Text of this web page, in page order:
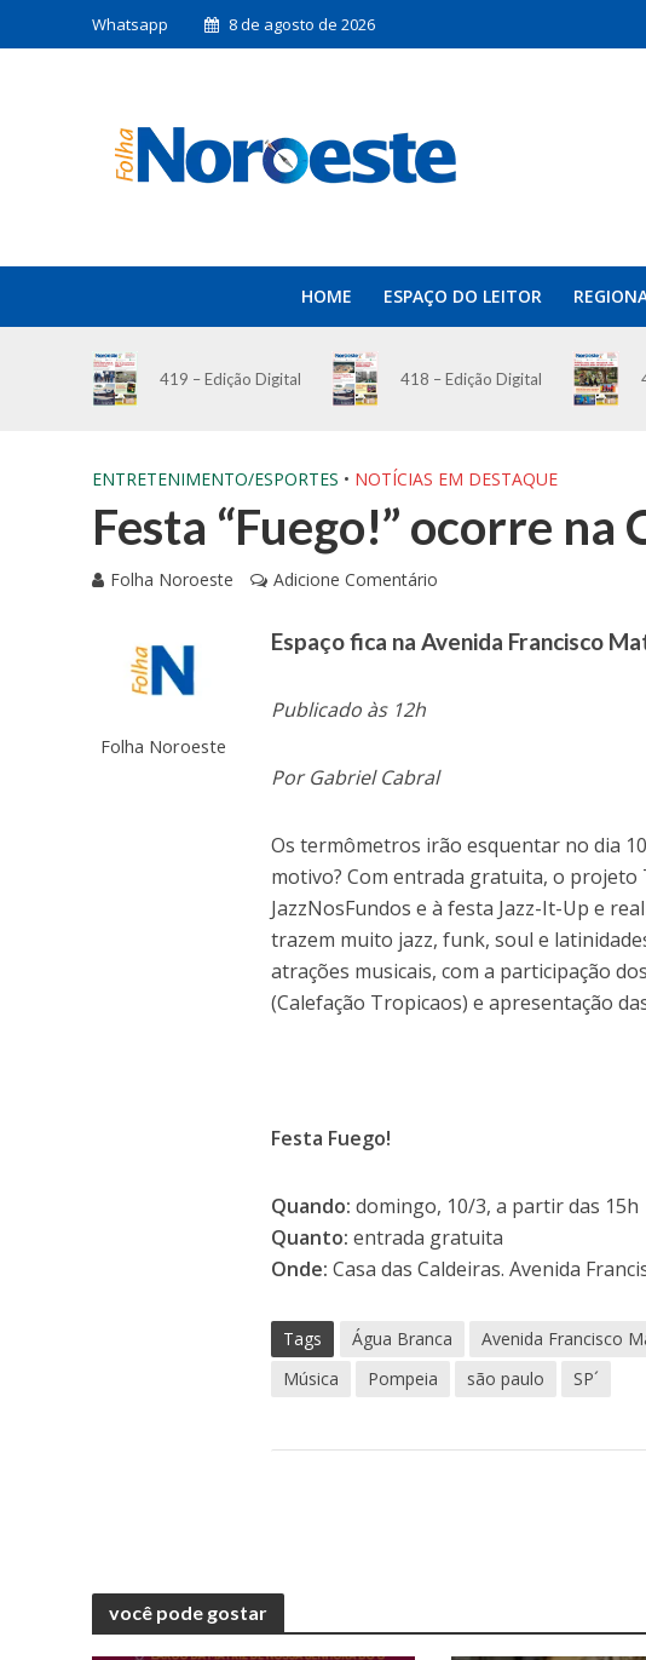
Whatsapp 8 de agosto de 2026
HOME ESPAÇO DO LEITOR
419 – Edição Digital 418 – Edição Digital
ENTRETENIMENTO/ESPORTES • NOTÍCIAS EM DESTAQUE
Festa “Fuego!” ocorre na
Folha Noroeste Adicione Comentário
Folha Noroeste
Espaço fica na Avenida Francisco
Publicado às 12h
Por Gabriel Cabral
Os termômetros irão esquentar no dia
motivo? Com entrada gratuita, o projeto
JazzNosFundos e à festa Jazz-It-Up e
trazem muito jazz, funk, soul e
atrações musicais, com a participação
(Calefação Tropicaos) e apresentação
Festa Fuego!
Quando:domingo, 10/3, a partir das 15h
Quanto:entrada gratuita
Onde:Casa das Caldeiras. Avenida
Tags Água Branca Avenida Francisco
Música
Pompeia são paulo SP´
você pode gostar